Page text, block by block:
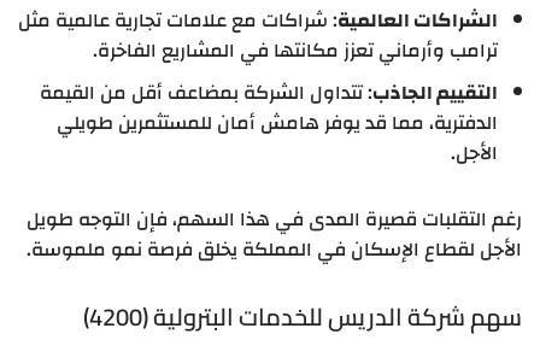
الشراكات العالمية: شراكات مع علامات تجارية عالمية مثل
ترامب وأرماني تعزز مكانتها في المشاريع الفاخرة.
التقييم الجاذب: تتداول الشركة بمضاعف أقل من القيمة
الدفترية، مما قد يوفر هامش أمان للمستثمرين طويلي
الأجل.
رغم التقلبات قصيرة المدى في هذا السهم، فإن التوجه طويل
الأجل لقطاع الإسكان في المملكة يخلق فرصة نمو ملموسة.
سهم شركة الدريس للخدمات البترولية (4200)